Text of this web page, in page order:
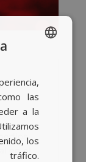
en el
BASQUE
ENGLISH
las
a la
los
tráfico.